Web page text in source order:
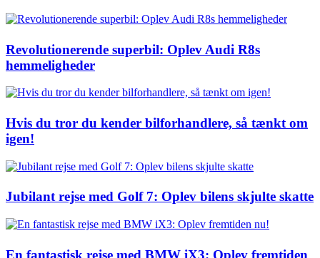
Revolutionerende superbil: Oplev Audi R8s
hemmeligheder
Hvis du tror du kender bilforhandlere, så tænkt om
igen!
Jubilant rejse med Golf 7: Oplev bilens skjulte skatte
En fantastisk rejse med BMW iX3: Oplev fremtiden